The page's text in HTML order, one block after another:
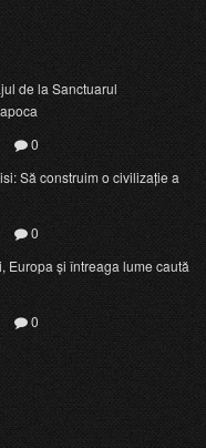
de la Sanctuarul
0
Să construim o civilizație a
0
Europa și întreaga lume caută
0